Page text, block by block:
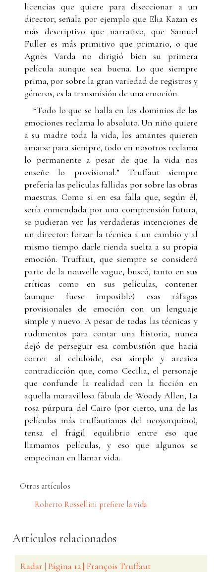
licencias que quiere para diseccionar a un
director; señala por ejemplo que Elia Kazan es
más descriptivo que narrativo, que Samuel
Fuller es más primitivo que primario, o que
Agnès Varda no dirigió bien su primera
película aunque sea buena. Lo que siempre
prima, por sobre la gran variedad de registros y
géneros, es la transmisión de una emoción.
“Todo lo que se halla en los dominios de las
emociones reclama lo absoluto. Un niño quiere
a su madre toda la vida, los amantes quieren
amarse para siempre, todo en nosotros reclama
lo permanente a pesar de que la vida nos
enseñe lo provisional.” Truffaut siempre
prefería las películas fallidas por sobre las obras
maestras. Como si en esa falla que, según él,
sería enmendada por una comprensión futura,
se pudieran ver las verdaderas intenciones de
un director: forzar la técnica a un cambio y al
mismo tiempo darle rienda suelta a su propia
emoción. Truffaut, que siempre se consideró
parte de la nouvelle vague, buscó, tanto en sus
críticas como en sus películas, contener
(aunque fuese imposible) esas ráfagas
provisionales de emoción con un lenguaje
simple y nuevo. A pesar de todas las técnicas y
rudimentos para contar una historia, nunca
dejó de perseguir esa combustión que hacía
correr al celuloide, esa simple y arcaica
contradicción que, como Cecilia, el personaje
que confunde la realidad con la ficción en
aquella maravillosa fábula de Woody Allen, La
rosa púrpura del Cairo (por cierto, una de las
películas más truffautianas del neoyorquino),
tensa el frágil equilibrio entre eso que
llamamos películas, y eso que algunos se
empecinan en llamar vida.
Otros artículos
Roberto Rossellini prefiere la vida
Artículos relacionados
Radar | Página 12 | François Truffaut